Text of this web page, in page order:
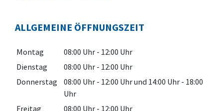
ALLGEMEINE ÖFFNUNGSZEIT
Montag 08:00 Uhr - 12:00 Uhr
Dienstag
08:00 Uhr - 12:00 Uhr
Donnerstag
08:00 Uhr - 12:00 Uhrund 14:00 Uhr - 18:00
Uhr
Freitag
08:00 Uhr - 12:00 Uhr